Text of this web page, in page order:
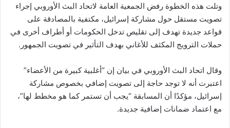
وتلت هذه الخطوة رفض الجمعية العامة لاتحاد البث الأوروبي إجراء
تصويت مستقل حول مشاركة إسرائيل، مكتفية بالمصادقة على
قواعد جديدة تهدف إلى تقليص تدخل الحكومات أو أطراف أخرى في
حملات الترويج المكثف للأغاني بهدف التأثير في تصويت الجمهور.
وقال اتحاد البث الأوروبي في بيان إن “أغلبية كبيرة من الأعضاء”
اعتبرت أنه لا توجد حاجة إلى تصويت إضافي بخصوص مشاركة
إسرائيل، مؤكدًا أن المسابقة “يجب أن تستمر كما هو مخطط لها”،
مع اعتماد ضمانات إضافية جديدة.